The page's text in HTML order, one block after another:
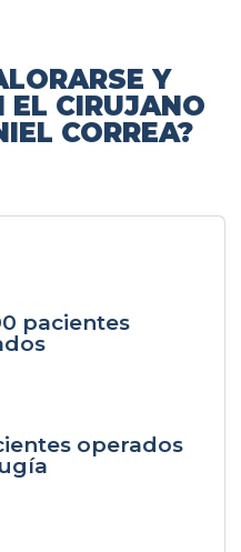
Y
EL CIRUJANO
CORREA?
pacientes
operados